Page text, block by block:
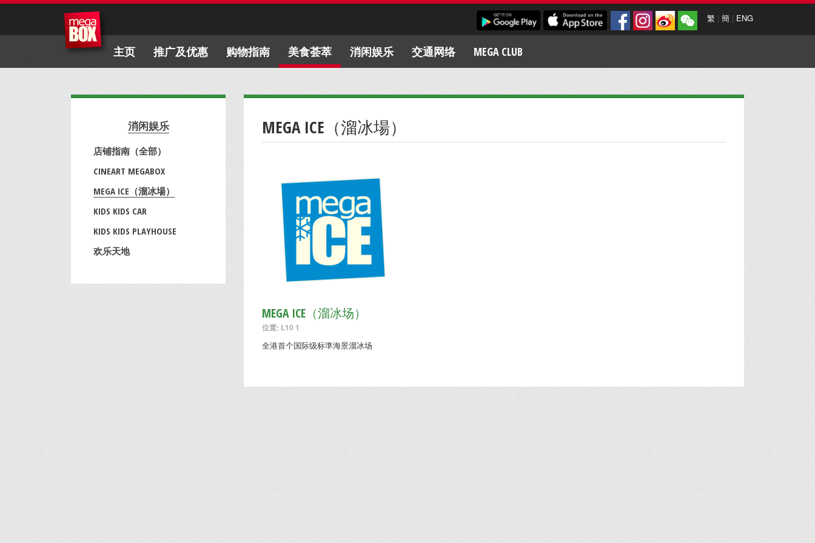
繁 | 簡 | ENG
主页 推广及优惠 购物指南 美食荟萃 消闲娱乐 交通网络 MEGA CLUB
消闲娱乐
店铺指南（全部）
CINEART MEGABOX
MEGA ICE（溜冰場）
KIDS KIDS CAR
KIDS KIDS PLAYHOUSE
欢乐天地
MEGA ICE（溜冰場）
MEGA ICE（溜冰场）
位置: L10 1
全港首个国际级标準海景溜冰场